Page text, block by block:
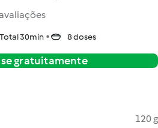
Total 30min 8 doses
gratuitamente
120 g